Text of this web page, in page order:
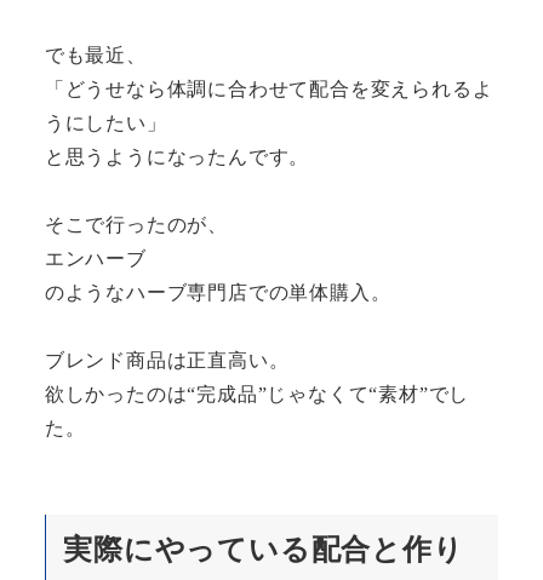
でも最近、
「どうせなら体調に合わせて配合を変えられるよ
うにしたい」
と思うようになったんです。
そこで行ったのが、
エンハーブ
のようなハーブ専門店での単体購入。
ブレンド商品は正直高い。
欲しかったのは“完成品”じゃなくて“素材”でし
た。
実際にやっている配合と作り